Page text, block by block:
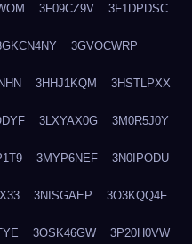
3F09CZ9V 3F1DPDSC
3GVOCWRP
3HHJ1KQM 3HSTLPXX
3LXYAX0G 3M0R5J0Y
3MYP6NEF 3N0IPODU
3NISGAEP 3O3KQQ4F
3OSK46GW 3P20H0VW